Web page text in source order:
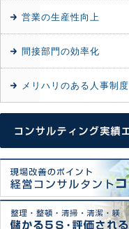
営業の生産性向上
間接部門の効率化
メリハリのある人事制度